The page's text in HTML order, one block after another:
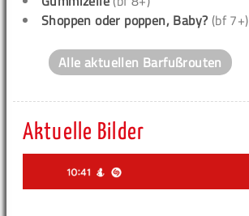
Shoppen oder poppen, Baby? (bf 7+)
Alle aktuellen Barfußrouten
Aktuelle Bilder